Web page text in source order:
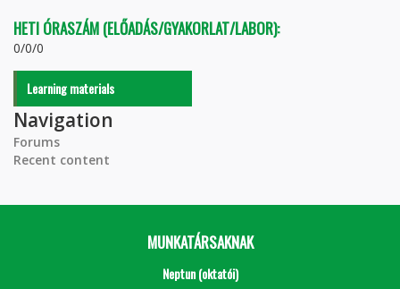
HETI ÓRASZÁM (ELŐADÁS/GYAKORLAT/LABOR):
0/0/0
Learning materials
Navigation
Forums
Recent content
MUNKATÁRSAKNAK
Neptun (oktatói)